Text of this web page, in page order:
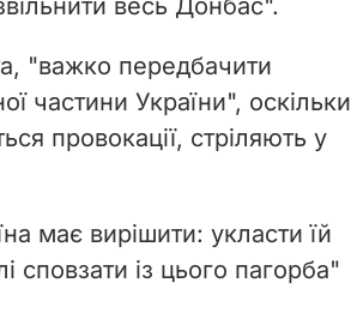
"важко передбачити
частини України", оскільки
провокації, стріляють у
має вирішити: укласти їй
сповзати із цього пагорба"